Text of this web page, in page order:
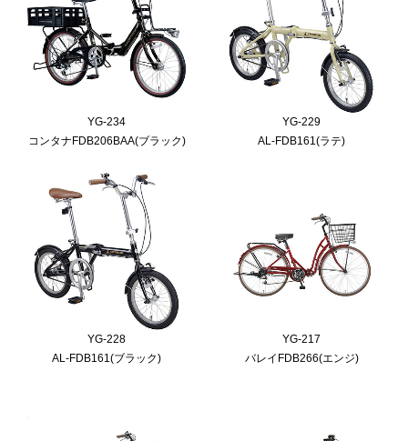
YG-234
コンタナFDB206BAA(ブラック)
YG-229
AL-FDB161(ラテ)
YG-228
AL-FDB161(ブラック)
YG-217
バレイFDB266(エンジ)